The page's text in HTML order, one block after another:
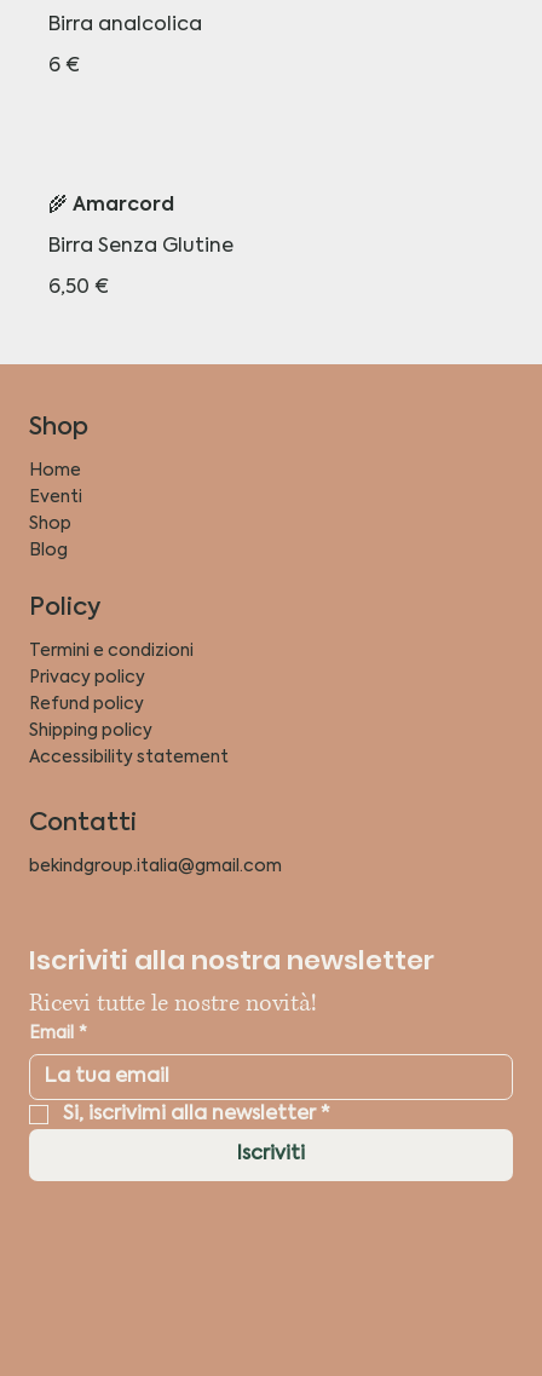
Birra analcolica
6 €
🌾 Amarcord
Birra Senza Glutine
6,50 €
Shop
Home
Eventi
Shop
Blog
Policy
Termini e condizioni
Privacy policy
Refund policy
Shipping policy
Accessibility statement
Contatti
bekindgroup.italia@gmail.com
Iscriviti alla nostra newsletter
Ricevi tutte le nostre novità!
Email *
Si, iscrivimi alla newsletter *
Iscriviti